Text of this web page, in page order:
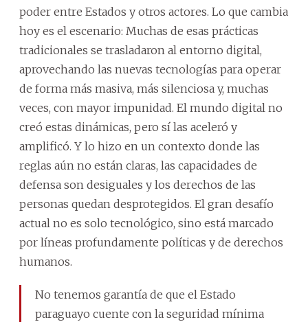
poder entre Estados y otros actores. Lo que cambia
hoy es el escenario: Muchas de esas prácticas
tradicionales se trasladaron al entorno digital,
aprovechando las nuevas tecnologías para operar
de forma más masiva, más silenciosa y, muchas
veces, con mayor impunidad. El mundo digital no
creó estas dinámicas, pero sí las aceleró y
amplificó. Y lo hizo en un contexto donde las
reglas aún no están claras, las capacidades de
defensa son desiguales y los derechos de las
personas quedan desprotegidos. El gran desafío
actual no es solo tecnológico, sino está marcado
por líneas profundamente políticas y de derechos
humanos.
No tenemos garantía de que el Estado
paraguayo cuente con la seguridad mínima